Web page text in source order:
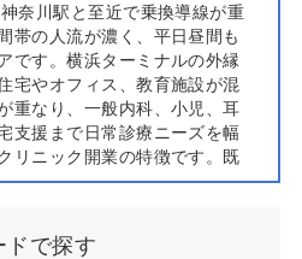
奈川駅と至近で乗換導線が重
帯の人流が濃く、平日昼間も
です。横浜ターミナルの外縁
宅やオフィス、教育施設が混
重なり、一般内科、小児、耳
支援まで日常診療ニーズを幅
リニック開業の特徴です。既
のの、駅徒歩圏の新築マンシ
利点です。
ドで探す